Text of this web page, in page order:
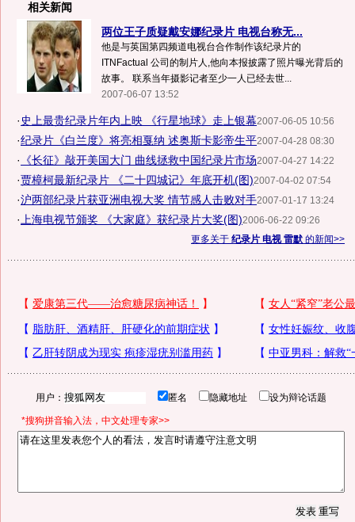
相关新闻
两位王子质疑戴安娜纪录片 电视台称无...
他是与英国第四频道电视台合作制作该纪录片的
ITNFactual 公司的制片人,他向本报披露了照片曝光背后的
故事。 联系当年摄影记者至少一人已经去世...
2007-06-07 13:52
· 史上最贵纪录片年内上映 《行星地球》走上银幕2007-06-05 10:56
·纪录片《白兰度》将亮相戛纳 述奥斯卡影帝生平2007-04-28 08:30
· 《长征》敲开美国大门 曲线拯救中国纪录片市场2007-04-27 14:22
·贾樟柯最新纪录片 《二十四城记》年底开机(图)2007-04-02 07:54
·沪两部纪录片获亚洲电视大奖 情节感人击败对手2007-01-17 13:24
· 上海电视节颁奖 《大家庭》获纪录片大奖(图)2006-06-22 09:26
更多关于 纪录片 电视 雷默 的新闻>>
用户： 匿名 隐藏地址 设为辩论话题
*搜狗拼音输入法，中文处理专家>>